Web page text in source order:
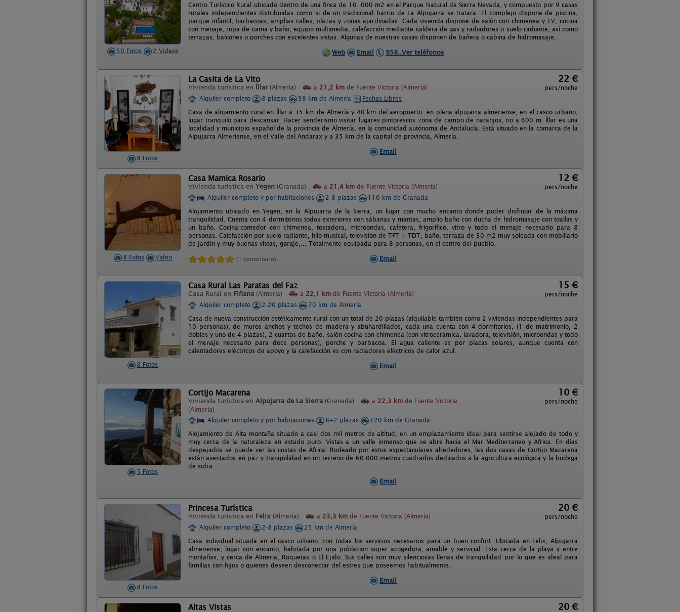
50 Fotos 2 Videos
Centro Turístico Rural ubicado dentro de una finca de 10. 000 m2 en el Parque Natural de Sierra Nevada, y compuesto por 9 casas
rurales independientes distribuidas como si de un tradicional barrio de La Alpujarra se tratara. El complejo dispone de piscina,
parque infantil, barbacoas, amplias calles, plazas y zonas ajardinadas. Cada vivienda dispone de salón con chimenea y TV, cocina
con menaje, ropa de cama y baño, equipo multimedia, calefacción mediante caldera de gas y radiadores o suelo radiante, así como
terrazas, balcones o porches con excelentes vistas. Algunas de nuestras casas disponen de bañera o cabina de hidromasaje.
Web
Email 958..Ver teléfonos
8 Fotos
La Casita de La Vito
Vivienda turística en Íllar (Almería) a 21,2 km de Fuente Victoria (Almería)
22 €
pers/noche
Alquiler completo
8 plazas 38 km de Almería
Fechas Libres
Casa de alojamiento rural en Íllar a 35 km de Almería y 40 km del aeropuerto. en plena alpujarra almeriense, en el casco urbano,
lugar tranquilo para descansar. Hacer senderismo visitar lugares pintorescos zona de campo de naranjos, rio a 600 m. Íllar es una
localidad y municipio español de la provincia de Almería, en la comunidad autónoma de Andalucía. Está situado en la comarca de la
Alpujarra Almeriense, en el Valle del Andarax y a 35 km de la capital de provincia, Almería.
Email
8 Fotos Video
Casa Mamica Rosario
Vivienda turística en Yegen (Granada) a 21,4 km de Fuente Victoria (Almería)
12 €
pers/noche
Alquiler completo y por habitaciones
2-8 plazas
110 km de Granada
Alojamiento ubicado en Yegen, en la Alpujarra de la Sierra, un lugar con mucho encanto donde poder disfrutar de la máxima
tranquilidad. Cuenta con 4 dormitorios todos exteriores con sábanas y mantas, amplio baño con ducha de hidromasaje con toallas y
un baño. Cocina-comedor con chimenea, tostadora, microondas, cafetera, frigorífico, vitro y todo el menaje necesario para 8
personas. Calefacción por suelo radiante, hilo musical, televisión de TFT + TDT, baño, terraza de 30 m2 muy soleada con mobiliario
de jardín y muy buenas vistas, garaje,... Totalmente equipada para 8 personas, en el centro del pueblo.
(1 comentario) Email
8 Fotos
Casa Rural Las Paratas del Faz
Casa Rural en Fiñana (Almería) a 22,1 km de Fuente Victoria (Almería)
15 €
pers/noche
Alquiler completo
2-20 plazas
70 km de Almería
Casa de nueva construcción estéticamente rural con un total de 20 plazas (alquilable también como 2 viviendas independientes para
10 personas), de muros anchos y techos de madera y abuhardillados, cada una cuenta con 4 dormitorios, (1 de matrimonio, 2
dobles y uno de 4 plazas), 2 cuartos de baño, salón cocina con chimenea (con vitrocerámica, lavadora, televisión, microondas y todo
el menaje necesario para doce personas), porche y barbacoa. El agua caliente es por placas solares, aunque cuenta con
calentadores eléctricos de apoyo y la calefacción es con radiadores eléctricos de calor azul.
Email
5 Fotos
Cortijo Macarena
Vivienda turística en Alpujarra de La Sierra (Granada) a 22,3 km de Fuente Victoria
(Almería)
10 €
pers/noche
Alquiler completo y por habitaciones 8+2 plazas
120 km de Granada
Alojamiento de Alta montaña situado a casi dos mil metros de altitud, en un emplazamiento ideal para sentirse alejado de todo y
muy cerca de la naturaleza en estado puro. Vistas a un valle inmenso que se abre hacia el Mar Mediterraneo y Africa. En días
despejados se puede ver las costas de África. Rodeado por estos espectaculares alrededores, las dos casas de Cortijo Macarena
están asentados en paz y tranquilidad en un terreno de 60.000 metros cuadrados dedicados a la agricultura ecológica y la bodega
de sidra.
Email
8 Fotos
Princesa Turística
Vivienda turística en Felix (Almería) a 23,3 km de Fuente Victoria (Almería)
20 €
pers/noche
Alquiler completo
2-8 plazas
25 km de Almería
Casa individual situada en el casco urbano, con todas los servicios necesarios para un buen confort. Ubicada en Felix, Alpujarra
almeriense, lugar con encanto, habitada por una poblacion super acogedora, amable y servicial. Esta cerca de la playa y entre
montañas, y cerca de Almeria, Roquetas o El Ejido. Sus calles son muy silenciosas llenas de tranquilidad por lo que es ideal para
familias con hijos o quienes deseen desconectar del estres que poseemos habitualmente.
Email
Altas Vistas 20 €